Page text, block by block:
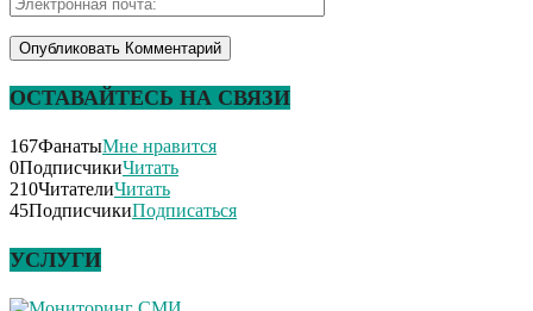
ОСТАВАЙТЕСЬ НА СВЯЗИ
167ФанатыМне нравится
0ПодписчикиЧитать
210ЧитателиЧитать
45ПодписчикиПодписаться
УСЛУГИ